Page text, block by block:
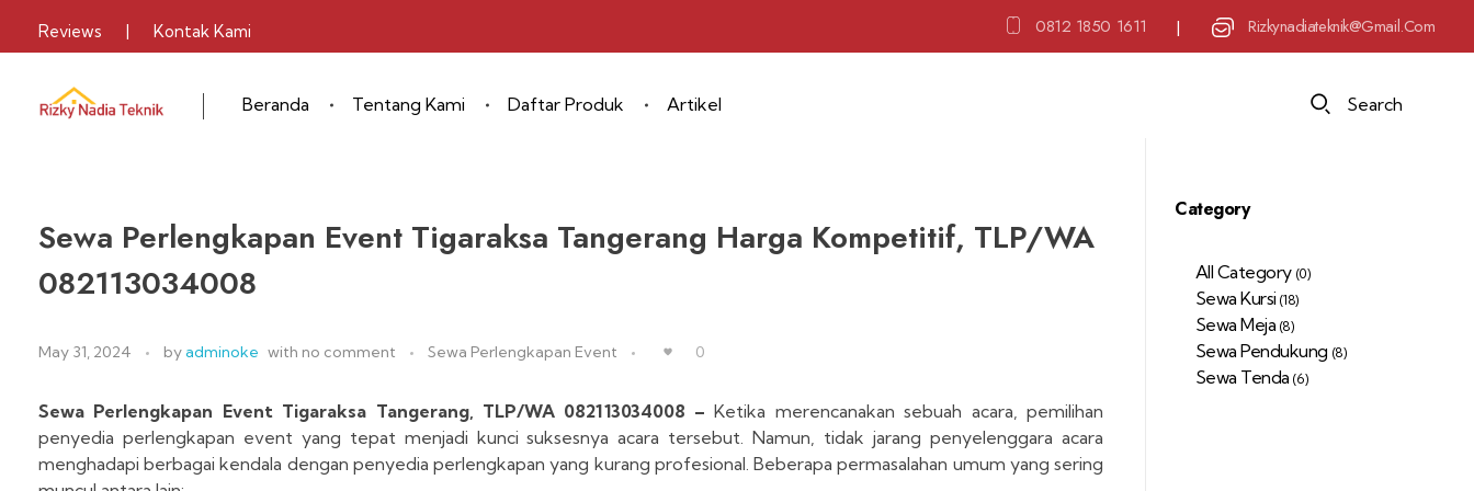
Reviews | Kontak Kami 0812 1850 1611 | Rizkynadiateknik@gmail.com
Beranda Tentang Kami Daftar Produk Artikel Search
Sewa Perlengkapan Event Tigaraksa Tangerang Harga Kompetitif, TLP/WA
082113034008
May 31, 2024 byadminoke with no comment Sewa Perlengkapan Event 0
Sewa Perlengkapan Event Tigaraksa Tangerang, TLP/WA 082113034008 –Ketika merencanakan sebuah acara, pemilihan
penyedia perlengkapan event yang tepat menjadi kunci suksesnya acara tersebut. Namun, tidak jarang penyelenggara acara
menghadapi berbagai kendala dengan penyedia perlengkapan yang kurang profesional. Beberapa permasalahan umum yang sering
Category
All Category (0)
Sewa Kursi (18)
Sewa Meja (8)
Sewa Pendukung (8)
Sewa Tenda (6)